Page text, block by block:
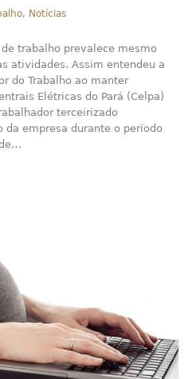
, Notícias
trabalho prevalece mesmo
atividades. Assim entendeu a
do Trabalho ao manter
Elétricas do Pará (Celpa)
terceirizado
empresa durante o período